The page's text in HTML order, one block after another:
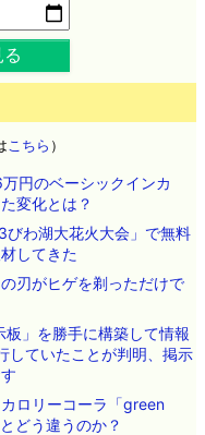
こちら ）
円のベーシックインカ
変化とは？
わ湖大花火大会」で無料
してきた
刃がヒゲを剃っただけで
」を勝手に構築して情報
していたことが判明、掲示
ロリーコーラ「green
どう違うのか？